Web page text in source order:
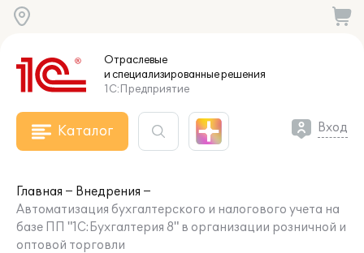
Отраслевые
и специализированныерешения
1С:Предприятие
Каталог Вход
Главная
Внедрения
Автоматизация бухгалтерского и налогового учета на
базе ПП "1С:Бухгалтерия 8" в организации розничной и
оптовой торговли